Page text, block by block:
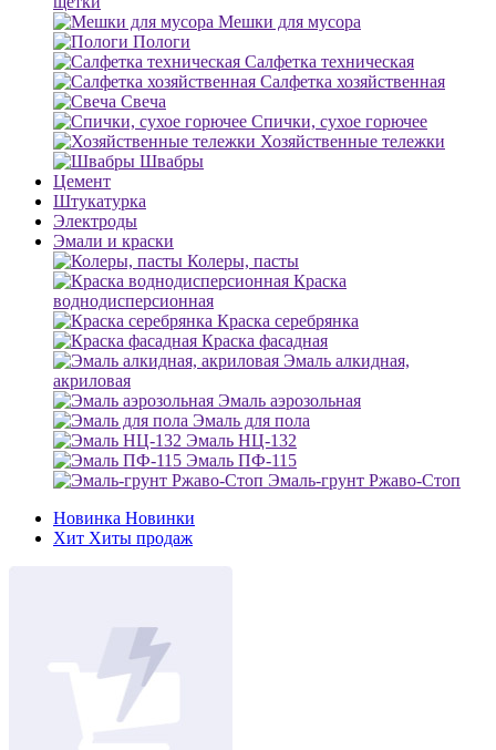
Мешки для мусора
Пологи
Салфетка техническая
Салфетка хозяйственная
Свеча
Спички, сухое горючее
Хозяйственные тележки
Швабры
Цемент
Штукатурка
Электроды
Эмали и краски
Колеры, пасты
Краска
воднодисперсионная
Краска серебрянка
Краска фасадная
Эмаль алкидная,
акриловая
Эмаль аэрозольная
Эмаль для пола
Эмаль НЦ-132
Эмаль ПФ-115
Эмаль-грунт Ржаво-Стоп
Новинка Новинки
Хит Хиты продаж